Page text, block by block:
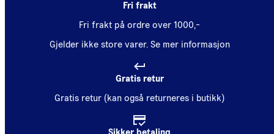
Fri frakt
Fri frakt på ordre over 1000,-
Gjelder ikke store varer. Se mer informasjon
Gratis retur
Gratis retur (kan også returneres i butikk)